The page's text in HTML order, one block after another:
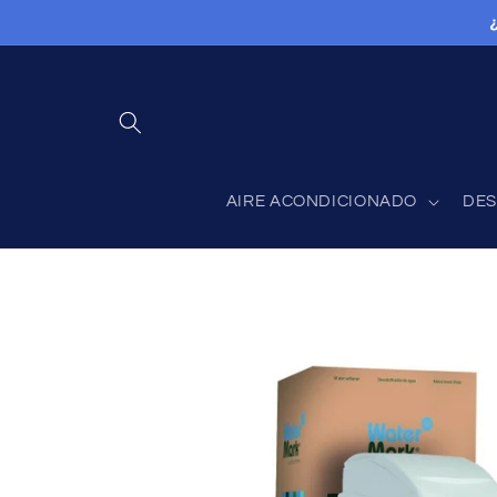
al contenido
AIRE ACONDICIONADO